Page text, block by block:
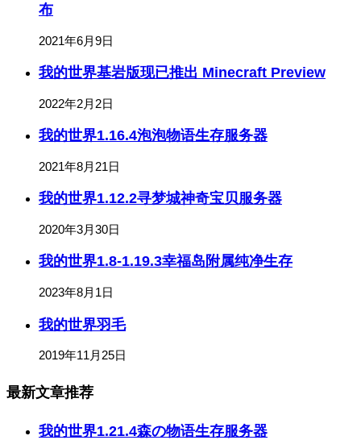
布
2021年6月9日
我的世界基岩版现已推出 Minecraft Preview
2022年2月2日
我的世界1.16.4泡泡物语生存服务器
2021年8月21日
我的世界1.12.2寻梦城神奇宝贝服务器
2020年3月30日
我的世界1.8-1.19.3幸福岛附属纯净生存
2023年8月1日
我的世界羽毛
2019年11月25日
最新文章推荐
我的世界1.21.4森の物语生存服务器